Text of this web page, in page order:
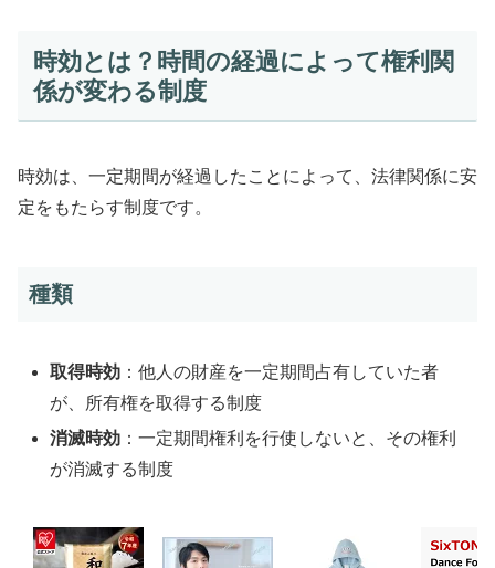
時効とは？時間の経過によって権利関
係が変わる制度
時効は、一定期間が経過したことによって、法律関係に安
定をもたらす制度です。
種類
取得時効 ：他人の財産を一定期間占有していた者
が、所有権を取得する制度
消滅時効 ：一定期間権利を行使しないと、その権利
が消滅する制度